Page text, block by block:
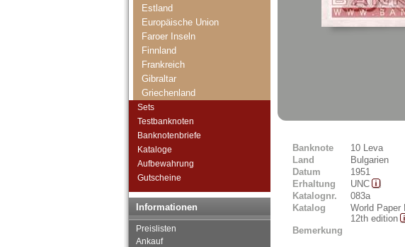
Estland
Europäische Union
Faroer Inseln
Finnland
Frankreich
Gibraltar
Griechenland
Grönland
Grossbritannien
Guernsey
Irland
Island
Isle of Man
Italien
Jersey
Jugoslawien
Kroatien
Sets
Testbanknoten
Banknotenbriefe
Kataloge
Aufbewahrung
Gutscheine
Informationen
Preislisten
Ankauf
Banknote
10 Leva
Land
Bulgarien
Datum
1951
Erhaltung
UNC
Katalognr.
083a
Katalog
World Paper
12th edition
Bemerkung